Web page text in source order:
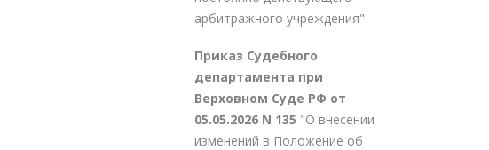
арбитражного учреждения"
Приказ Судебного
департамента при
Верховном Суде РФ от
05.05.2026 N 135 "О внесении
изменений в Положение об